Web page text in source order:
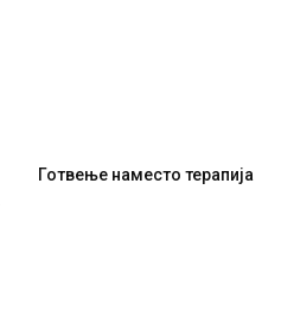
Готвење наместо терапија